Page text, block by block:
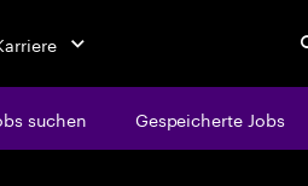
suchen Gespeicherte Jobs